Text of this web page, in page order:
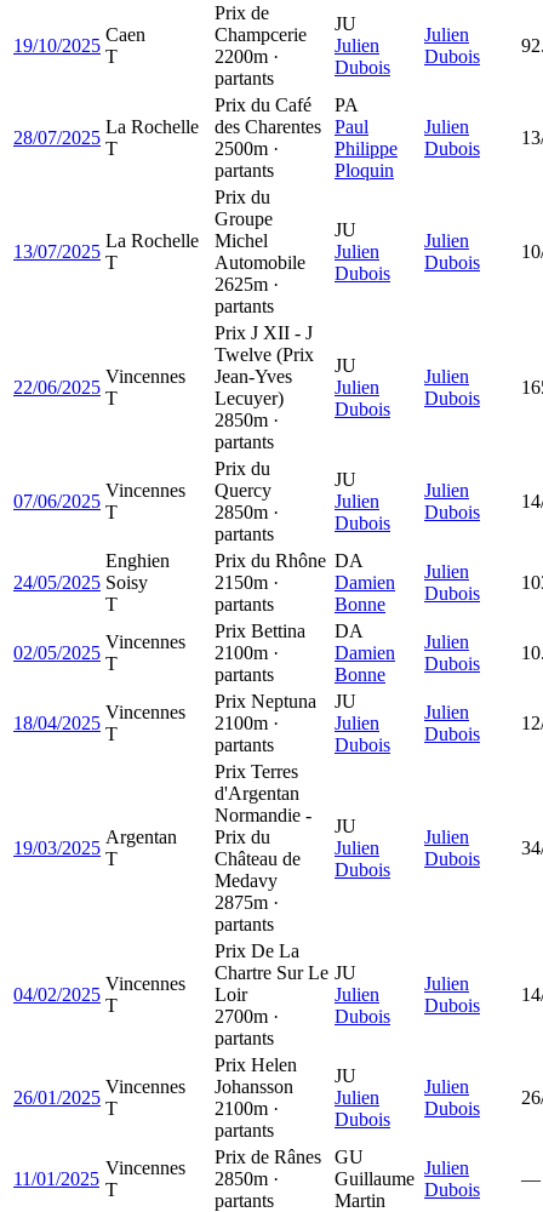
19/10/2025
Caen
T
Prix de
Champcerie
2200m ·
partants
JU
Julien
Dubois
Julien
Dubois
28/07/2025
La Rochelle
T
Prix du Café
des Charentes
2500m ·
partants
PA
Paul
Philippe
Ploquin
Julien
Dubois
13/07/2025
La Rochelle
T
Prix du
Groupe
Michel
Automobile
2625m ·
partants
JU
Julien
Dubois
Julien
Dubois
22/06/2025
Vincennes
T
Prix J XII - J
Twelve (Prix
Jean-Yves
Lecuyer)
2850m ·
partants
JU
Julien
Dubois
Julien
Dubois
07/06/2025
Vincennes
T
Prix du
Quercy
2850m ·
partants
JU
Julien
Dubois
Julien
Dubois
24/05/2025
Enghien
Soisy
T
Prix du Rhône
2150m ·
partants
DA
Damien
Bonne
Julien
Dubois
02/05/2025
Vincennes
T
Prix Bettina
2100m ·
partants
DA
Damien
Bonne
Julien
Dubois
18/04/2025
Vincennes
T
Prix Neptuna
2100m ·
partants
JU
Julien
Dubois
Julien
Dubois
19/03/2025
Argentan
T
Prix Terres
d'Argentan
Normandie -
Prix du
Château de
Medavy
2875m ·
partants
JU
Julien
Dubois
Julien
Dubois
04/02/2025
Vincennes
T
Prix De La
Chartre Sur Le
Loir
2700m ·
partants
JU
Julien
Dubois
Julien
Dubois
26/01/2025
Vincennes
T
Prix Helen
Johansson
2100m ·
partants
JU
Julien
Dubois
Julien
Dubois
11/01/2025
Vincennes
T
Prix de Rânes
2850m ·
partants
GU
Guillaume
Martin
Julien
Dubois
—